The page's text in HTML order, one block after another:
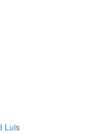
Luis